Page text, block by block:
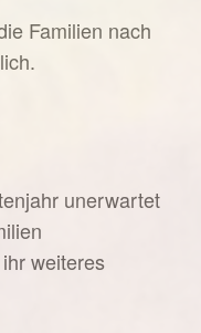
Familien nach
unerwartet
weiteres